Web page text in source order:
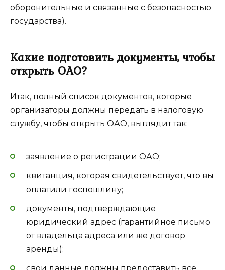
оборонительные и связанные с безопасностью
государства).
Какие подготовить документы, чтобы
открыть ОАО?
Итак, полный список документов, которые
организаторы должны передать в налоговую
службу, чтобы открыть ОАО, выглядит так:
заявление о регистрации ОАО;
квитанция, которая свидетельствует, что вы
оплатили госпошлину;
документы, подтверждающие
юридический адрес (гарантийное письмо
от владельца адреса или же договор
аренды);